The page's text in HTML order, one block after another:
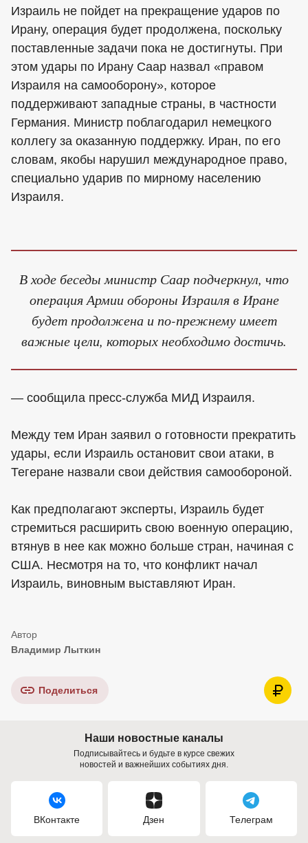
Израиль не пойдет на прекращение ударов по
Ирану, операция будет продолжена, поскольку
поставленные задачи пока не достигнуты. При
этом удары по Ирану Саар назвал «правом
Израиля на самооборону», которое
поддерживают западные страны, в частности
Германия. Министр поблагодарил немецкого
коллегу за оказанную поддержку. Иран, по его
словам, якобы нарушил международное право,
специально ударив по мирному населению
Израиля.
В ходе беседы министр Саар подчеркнул, что
операция Армии обороны Израиля в Иране
будет продолжена и по-прежнему имеет
важные цели, которых необходимо достичь.
— сообщила пресс-служба МИД Израиля.
Между тем Иран заявил о готовности прекратить
удары, если Израиль остановит свои атаки, в
Тегеране назвали свои действия самообороной.
Как предполагают эксперты, Израиль будет
стремиться расширить свою военную операцию,
втянув в нее как можно больше стран, начиная с
США. Несмотря на то, что конфликт начал
Израиль, виновным выставляют Иран.
Владимир Лыткин
Поделиться
Наши новостные каналы
Подписывайтесь и будьте в курсе свежих
новостей и важнейших событиях дня.
ВКонтакте Дзен Телеграм